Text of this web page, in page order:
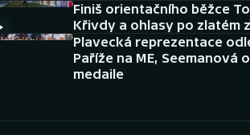
AZ kvízFiniš orientačního běžce
Křivdy a ohlasy po zlatém
Plavecká reprezentace
Paříže na ME, Seemanová
medaile